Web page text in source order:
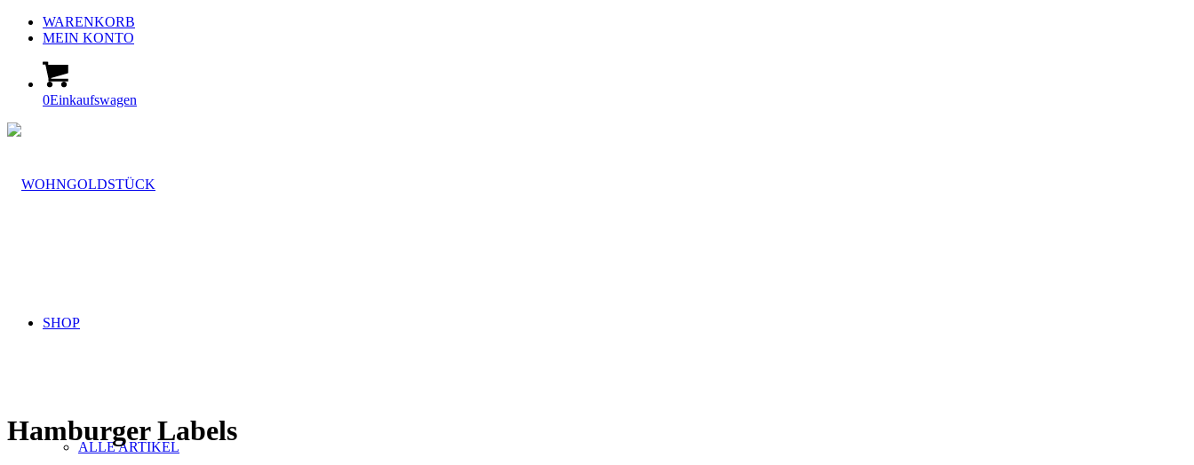
WARENKORB
MEIN KONTO
0Einkaufswagen
SHOP
ALLE ARTIKEL
Hamburger Labels